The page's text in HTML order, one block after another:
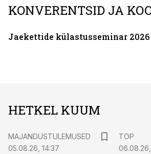
KONVERENTSID JA
Jaekettide külastusseminar 2026
HETKEL KUUM
MAJANDUSTULEMUSED
05.08.26, 14:37
TOP
06.08.26,